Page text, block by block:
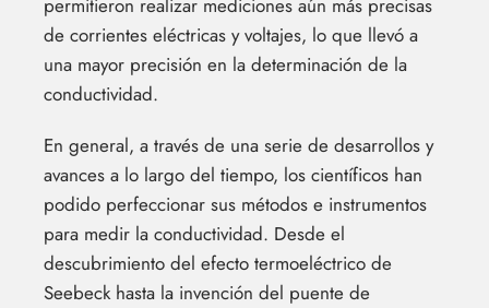
permitieron realizar mediciones aún más precisas
de corrientes eléctricas y voltajes, lo que llevó a
una mayor precisión en la determinación de la
conductividad.
En general, a través de una serie de desarrollos y
avances a lo largo del tiempo, los científicos han
podido perfeccionar sus métodos e instrumentos
para medir la conductividad. Desde el
descubrimiento del efecto termoeléctrico de
Seebeck hasta la invención del puente de